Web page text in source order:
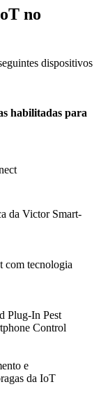
no
dispositivos
habilitadas para
da Victor Smart-
com tecnologia
Plug-In Pest
Control
e
da IoT